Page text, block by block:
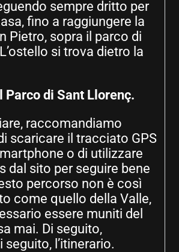
sempre dritto per
fino a raggiungere la
Pietro, sopra il parco di
si trova dietro la
Parco di Sant Llorenç.
raccomandiamo
scaricare il tracciato GPS
o di utilizzare
dal sito per seguire bene
percorso non è così
come quello della Valle,
essere muniti del
mai. Di seguito,
seguito, l’itinerario.